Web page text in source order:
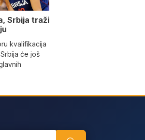
Srbija traži
kvalifikacija
će još